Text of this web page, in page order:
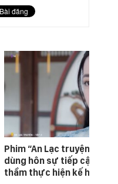
Phim “An Lạc truyện”:
dùng hôn sự tiếp cận Hàn
thầm thực hiện kế hoạch